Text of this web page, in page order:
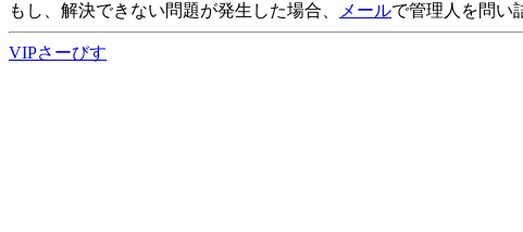
もし、解決できない問題が発生した場合、 メールで管理人を問い
VIPさーびす